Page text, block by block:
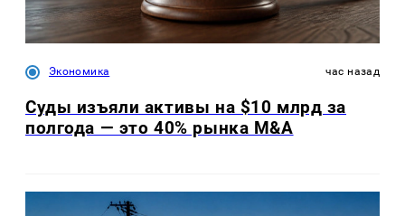
Экономика час назад
Суды изъяли активы на $10 млрд за
полгода — это 40% рынка M&A